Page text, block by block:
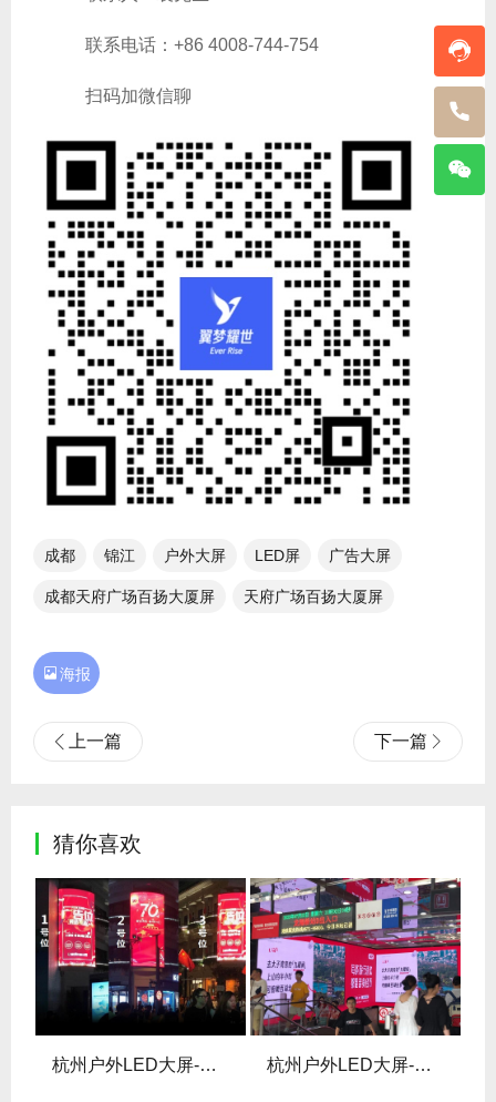
联系电话：+86 4008-744-754
扫码加微信聊
成都 锦江 户外大屏 LED屏 广告大屏
成都天府广场百扬大厦屏 天府广场百扬大厦屏
海报
上一篇 下一篇
猜你喜欢
杭州户外LED大屏-湖滨之芯LED屏 杭州户外LED大屏-工联大厦地铁站D口 LED屏